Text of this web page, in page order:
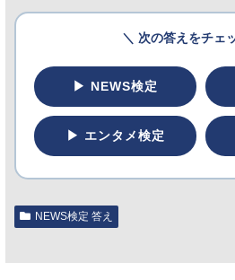
＼ 次の答えをチェ
▶ NEWS検定
▶ エンタメ検定
NEWS検定 答え